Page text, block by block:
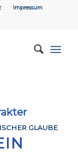
Impressum
GLAUBE